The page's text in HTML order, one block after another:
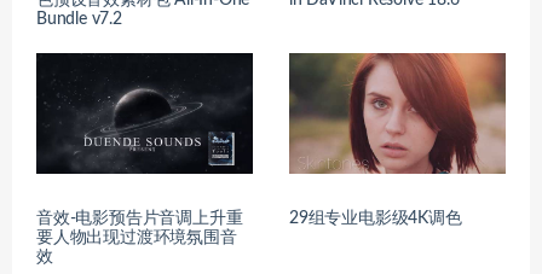
Bundle v7.2
音效-电影预告片音调上升重
要人物出现过渡环境氛围音
效
29组专业电影级4K调色